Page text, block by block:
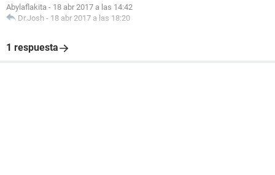
Abylaflakita - 18 abr 2017 a las 14:42
Dr.Josh - 18 abr 2017 a las 18:20
1 respuesta